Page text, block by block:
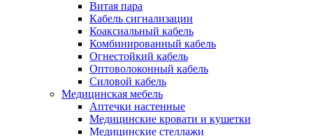
Витая пара
Кабель сигнализации
Коаксиальный кабель
Комбинированный кабель
Огнестойкий кабель
Оптоволоконный кабель
Силовой кабель
Медицинская мебель
Аптечки настенные
Медицинские кровати и кушетки
Медицинские стеллажи